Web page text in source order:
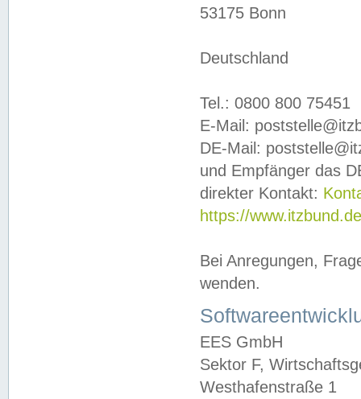
53175 Bonn
Deutschland
Tel.: 0800 800 75451
E-Mail:
DE-Mail:
und Empfänger das
direkter Kontakt:
https://
Bei Anregungen,
wenden.
EES GmbH
Sektor F,
Westhafenstraße 1